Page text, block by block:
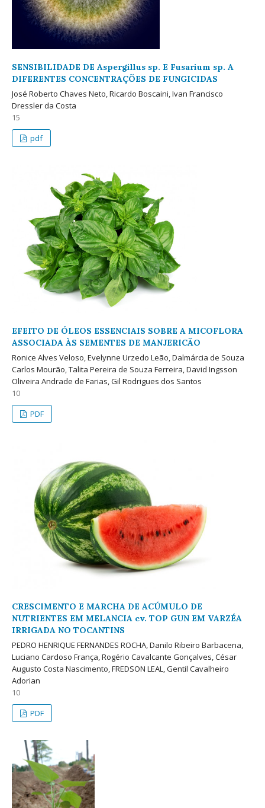
SENSIBILIDADE DE Aspergillus sp. E Fusarium sp. A
DIFERENTES CONCENTRAÇÕES DE FUNGICIDAS
José Roberto Chaves Neto, Ricardo Boscaini, Ivan Francisco
Dressler da Costa
15
pdf
EFEITO DE ÓLEOS ESSENCIAIS SOBRE A MICOFLORA
ASSOCIADA ÀS SEMENTES DE MANJERICÃO
Ronice Alves Veloso, Evelynne Urzedo Leão, Dalmárcia de Souza
Carlos Mourão, Talita Pereira de Souza Ferreira, David Ingsson
Oliveira Andrade de Farias, Gil Rodrigues dos Santos
10
PDF
CRESCIMENTO E MARCHA DE ACÚMULO DE
NUTRIENTES EM MELANCIA cv. TOP GUN EM VARZÉA
IRRIGADA NO TOCANTINS
PEDRO HENRIQUE FERNANDES ROCHA, Danilo Ribeiro Barbacena,
Luciano Cardoso França, Rogério Cavalcante Gonçalves, César
Augusto Costa Nascimento, FREDSON LEAL, Gentil Cavalheiro
Adorian
10
PDF